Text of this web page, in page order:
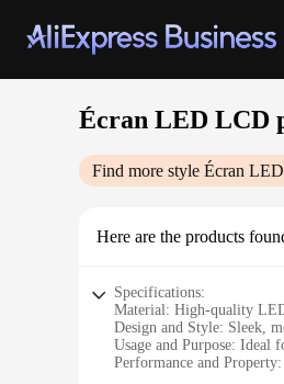
Écran LED LCD
Find more style Écran
Here are the products
Specifications:
Material: High-quality
Design and Style: Sleek,
Usage and Purpose: Ideal
Performance and